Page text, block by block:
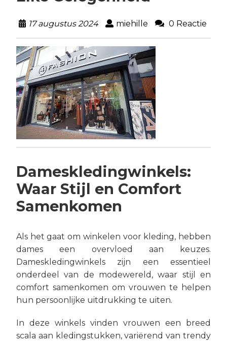
17 augustus 2024 miehille 0 Reactie
Dameskledingwinkels:
Waar Stijl en Comfort
Samenkomen
Als het gaat om winkelen voor kleding, hebben
dames een overvloed aan keuzes.
Dameskledingwinkels zijn een essentieel
onderdeel van de modewereld, waar stijl en
comfort samenkomen om vrouwen te helpen
hun persoonlijke uitdrukking te uiten.
In deze winkels vinden vrouwen een breed
scala aan kledingstukken, variërend van trendy